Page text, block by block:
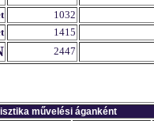
1032
1415
2447
művelési áganként